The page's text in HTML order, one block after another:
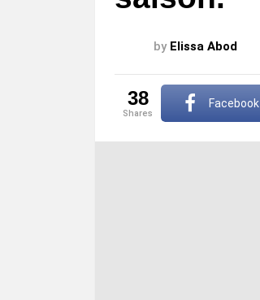
by Elissa Abod
38
shares
Facebook